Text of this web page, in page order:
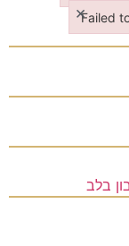
בלב
Failed to
Failed
×
Failed to